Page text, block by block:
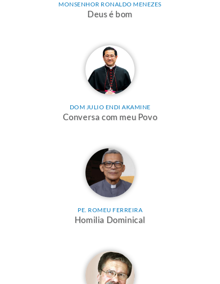
MONSENHOR RONALDO MENEZES
Deus é bom
DOM JULIO ENDI AKAMINE
Conversa com meu Povo
PE. ROMEU FERREIRA
Homilia Dominical